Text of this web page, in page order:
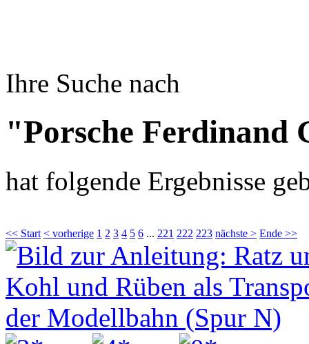
Ihre Suche nach
"Porsche Ferdinand
hat folgende Ergebnisse
<< Start < vorherige 1 2 3 4 5 6 ... 221 222 223 nächste > Ende >>